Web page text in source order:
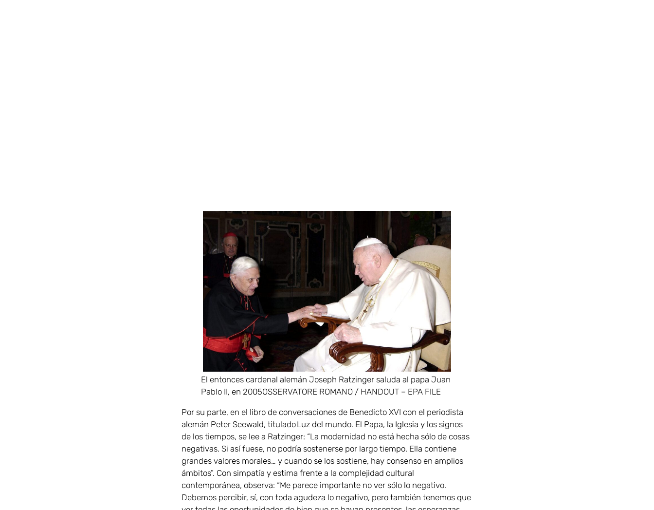
El entonces cardenal alemán Joseph Ratzinger saluda al papa Juan
Pablo II, en 2005OSSERVATORE ROMANO / HANDOUT – EPA FILE
Por su parte, en el libro de conversaciones de Benedicto XVI con el periodista
alemán Peter Seewald, titulado Luz del mundo. El Papa, la Iglesia y los signos
de los tiempos, se lee a Ratzinger: “La modernidad no está hecha sólo de cosas
negativas. Si así fuese, no podría sostenerse por largo tiempo. Ella contiene
grandes valores morales… y cuando se los sostiene, hay consenso en amplios
ámbitos”. Con simpatía y estima frente a la complejidad cultural
contemporánea, observa: “Me parece importante no ver sólo lo negativo.
Debemos percibir, sí, con toda agudeza lo negativo, pero también tenemos que